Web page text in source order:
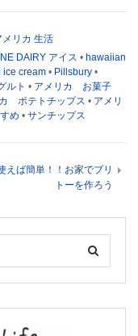
メリカ 生活
DAIRY アイス • hawaiian
ice cream • Pillsbury •
ルト • アメリカ お菓子
ポテトチップス • アメリ
め • サンチップス
えば簡単！！お家でブリ
トーを作ろう